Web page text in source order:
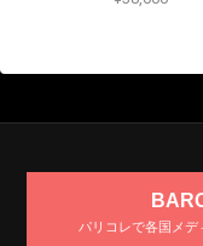
パリコレで各国メ